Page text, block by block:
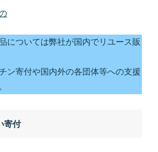
については弊社が国内でリユース販
ン寄付や国内外の各団体等への支援
寄付